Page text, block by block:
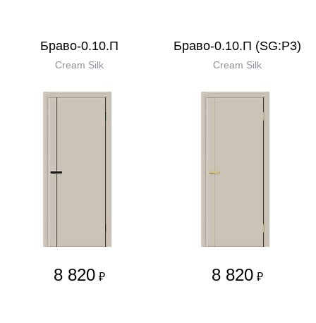
Браво-0.10.П
Cream Silk
8 820 ₽
Браво-0.10.П (SG:P3)
Cream Silk
8 820 ₽